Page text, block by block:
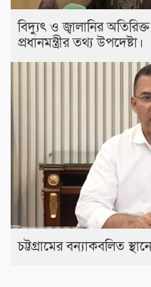
বিদ্যুৎ ও জ্বালানির
প্রধানমন্ত্রীর তথ্য উপদেষ্টা।
চট্টগ্রামের বন্যাকবলিত